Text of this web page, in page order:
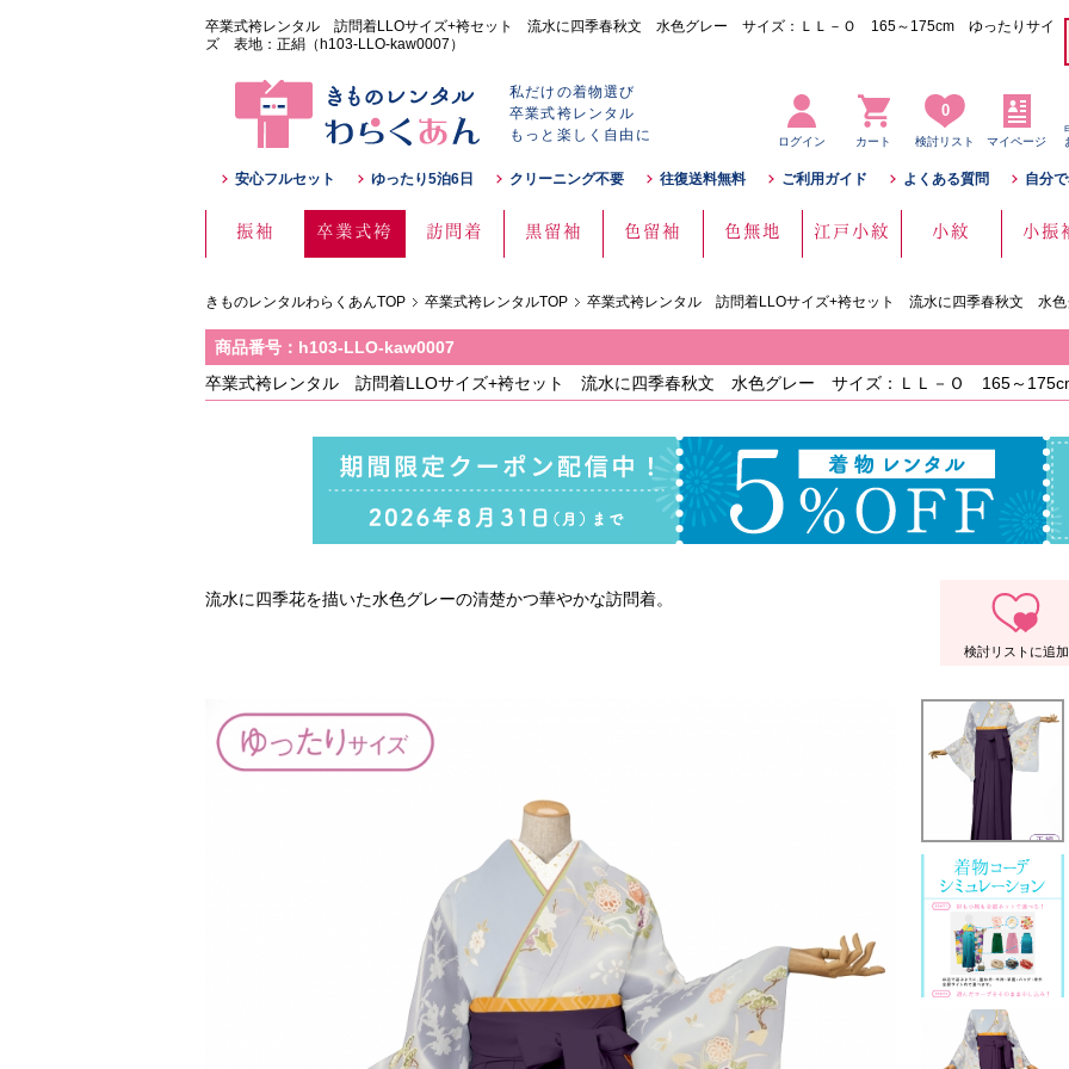
卒業式袴レンタル 訪問着LLOサイズ+袴セット 流水に四季春秋文 水色グレー サイズ：ＬＬ－Ｏ 165～175cm ゆったりサイ
ズ 表地：正絹（h103-LLO-kaw0007）
私だけの着物選び
卒業式袴レンタル
もっと楽しく自由に
ログイン カート
0
検討リスト マイページ
安心フルセット ゆったり5泊6日 クリーニング不要 往復送料無料 ご利用ガイド よくある質問 自分
振袖 卒業式袴 訪問着 黒留袖 色留袖 色無地 江戸小紋 小紋 小振
きものレンタルわらくあんTOP 卒業式袴レンタルTOP 卒業式袴レンタル 訪問着LLOサイズ+袴セット 流水に四季春秋文 水色
商品番号：h103-LLO-kaw0007
卒業式袴レンタル 訪問着LLOサイズ+袴セット 流水に四季春秋文 水色グレー サイズ：ＬＬ－Ｏ 165～
流水に四季花を描いた水色グレーの清楚かつ華やかな訪問着。